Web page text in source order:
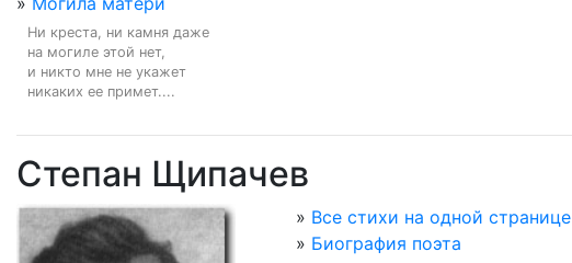
Ни креста, ни камня даже
на могиле этой нет,
и никто мне не укажет
никаких ее примет....
Степан Щипачев
» Все стихи на одной странице
» Биография поэта